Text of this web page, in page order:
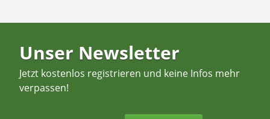
Unser Newsletter
Jetzt kostenlos registrieren und keine Infos mehr
verpassen!